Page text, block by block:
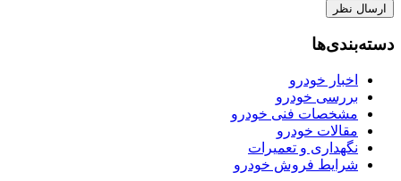
ارسال نظر
دسته‌بندی‌ها
اخبار خودرو
بررسی خودرو
مشخصات فنی خودرو
مقالات خودرو
نگهداری و تعمیرات
شرایط فروش خودرو